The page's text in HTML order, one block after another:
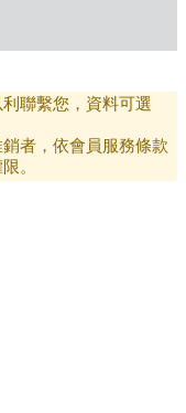
聯繫您，資料可選
者，依會員服務條款
。